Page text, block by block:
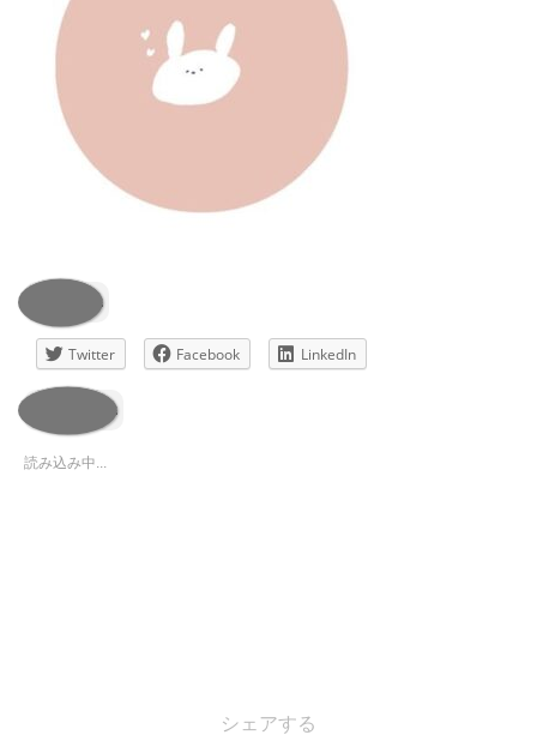
共有:
Twitter Facebook LinkedIn
いいね:
読み込み中...
シェアする